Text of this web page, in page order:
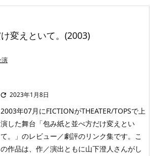
変えといて。(2003)
演
 2023年1月8日
2003年07月にFICTIONがTHEATER/TOPSで上
演した舞台「包み紙と並べ方だけ変えとい
て。」のレビュー／劇評のリンク集です。こ
の作品は、作／演出ともに山下澄人さんがし